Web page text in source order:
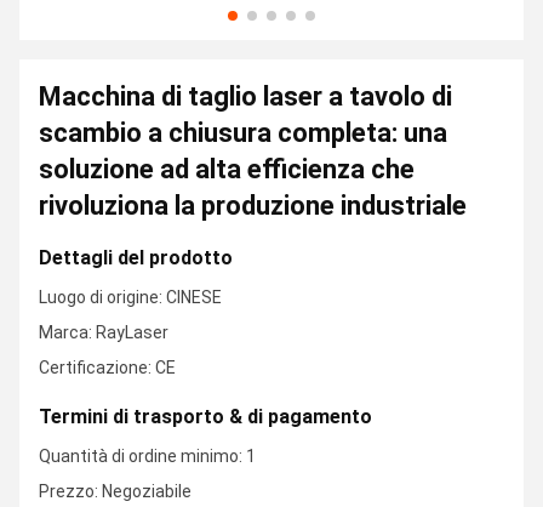
Macchina di taglio laser a tavolo di
scambio a chiusura completa: una
soluzione ad alta efficienza che
rivoluziona la produzione industriale
Dettagli del prodotto
Luogo di origine: CINESE
Marca: RayLaser
Certificazione: CE
Termini di trasporto & di pagamento
Quantità di ordine minimo: 1
Prezzo: Negoziabile